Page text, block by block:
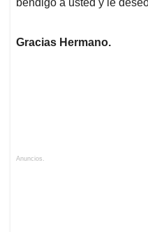
bendigo a usted y le
Gracias Hermano.
Anuncios.